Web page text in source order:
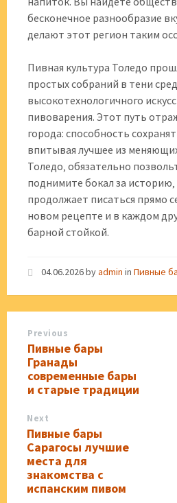
бесконечное разнообразие
делают этот регион таким
Пивная культура Толедо
простых собраний в тени
высокотехнологичного
пивоварения. Этот путь
города: способность
впитывая лучшее из
Толедо‚ обязательно
поднимите бокал за
продолжает писаться прямо
новом рецепте и в каждом
барной стойкой.
04.06.2026byadmin in Пивные
Previous
Пивные бары
Гранады
современные бары
и старые традиции
Next
Пивные бары
Сарагосы лучшие
места для
знакомства с
испанским пивом